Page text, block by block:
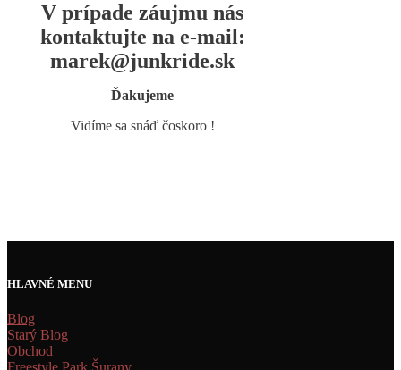
V prípade záujmu nás
kontaktujte na e-mail:
marek@junkride.sk
Ďakujeme
Vidíme sa snáď čoskoro !
HLAVNÉ MENU
Blog
Starý Blog
Obchod